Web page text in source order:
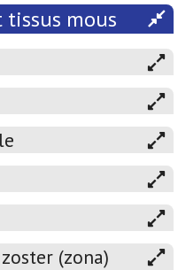
mous
(zona)